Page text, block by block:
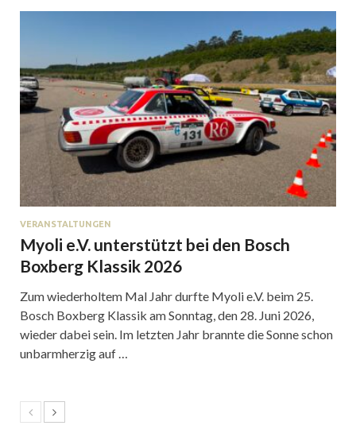
VERANSTALTUNGEN
Myoli e.V. unterstützt bei den Bosch
Boxberg Klassik 2026
Zum wiederholtem Mal Jahr durfte Myoli e.V. beim 25.
Bosch Boxberg Klassik am Sonntag, den 28. Juni 2026,
wieder dabei sein. Im letzten Jahr brannte die Sonne schon
unbarmherzig auf …